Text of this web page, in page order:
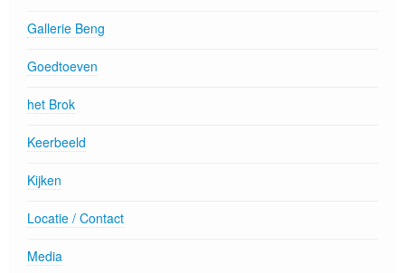
Gallerie Beng
Goedtoeven
het Brok
Keerbeeld
Kijken
Locatie / Contact
Media